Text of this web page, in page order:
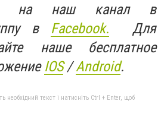
на наш канал в
в Facebook. Для
наше бесплатное
IOS/Android.
необхідний текст і натисніть Ctrl + Enter, щоб